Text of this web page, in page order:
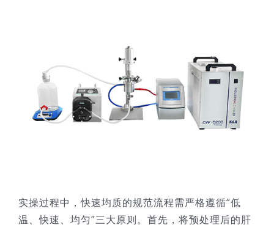
实操过程中，快速均质的规范流程需严格遵循“低
温、快速、均匀”三大原则。首先，将预处理后的肝